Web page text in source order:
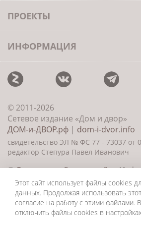
ПРОЕКТЫ
ИНФОРМАЦИЯ
© 2011-2026
Сетевое издание «Дом и двор»
ДОМ-и-ДВОР.рф | dom-i-dvor.info
свидетельство ЭЛ № ФС 77 - 73037 от
редактор Степура Павел Иванович
©Создание сайта и дизайн
2026
Этот сайт использует файлы cookies
данных. Продолжая использовать
согласие на работу с этими файлами.
отключить файлы cookies в